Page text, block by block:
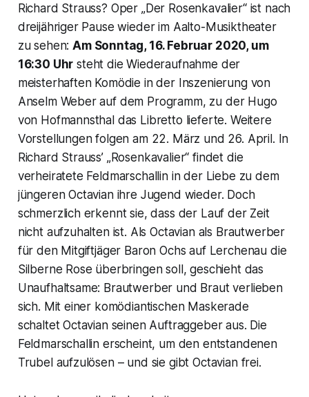
Richard Strauss? Oper „Der Rosenkavalier“ ist nach
dreijähriger Pause wieder im Aalto-Musiktheater
zu sehen:Am Sonntag, 16. Februar 2020, um
16:30 Uhr steht die Wiederaufnahme der
meisterhaften Komödie in der Inszenierung von
Anselm Weber auf dem Programm, zu der Hugo
von Hofmannsthal das Libretto lieferte. Weitere
Vorstellungen folgen am 22. März und 26. April. In
Richard Strauss’ „Rosenkavalier“ findet die
verheiratete Feldmarschallin in der Liebe zu dem
jüngeren Octavian ihre Jugend wieder. Doch
schmerzlich erkennt sie, dass der Lauf der Zeit
nicht aufzuhalten ist. Als Octavian als Brautwerber
für den Mitgiftjäger Baron Ochs auf Lerchenau die
Silberne Rose überbringen soll, geschieht das
Unaufhaltsame: Brautwerber und Braut verlieben
sich. Mit einer komödiantischen Maskerade
schaltet Octavian seinen Auftraggeber aus. Die
Feldmarschallin erscheint, um den entstandenen
Trubel aufzulösen – und sie gibt Octavian frei.